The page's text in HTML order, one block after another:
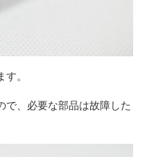
。
で、必要な部品は故障した